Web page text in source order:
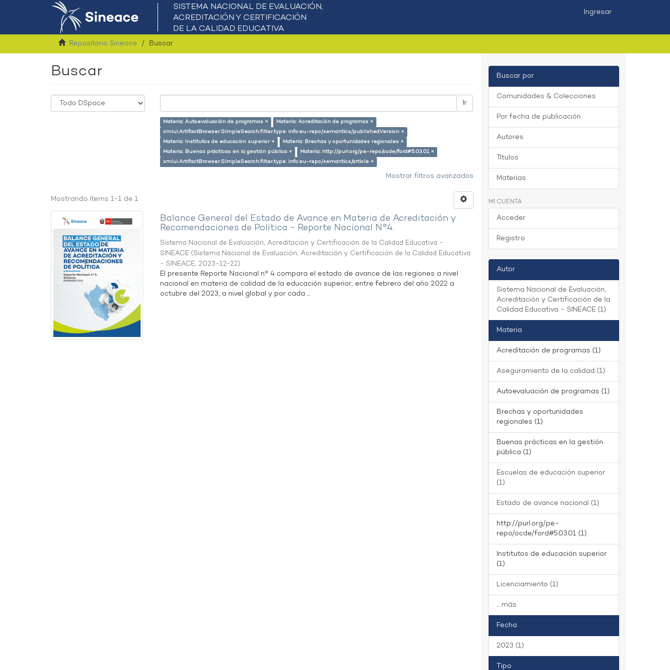
Ingresar
Repositorio Sineace Buscar
Buscar
Ir
Materia: Autoevaluación de programas ×
Materia: Acreditación de programas ×
xmlui.ArtifactBrowser.SimpleSearch.filter.type: info:eu-repo/semantics/publishedVersion ×
Materia: Institutos de educación superior ×
Materia: Brechas y oportunidades regionales ×
Materia: Buenas prácticas en la gestión pública ×
Materia: http://purl.org/pe-repo/ocde/ford#5.03.01 ×
xmlui.ArtifactBrowser.SimpleSearch.filter.type: info:eu-repo/semantics/article ×
Mostrar filtros avanzados
Mostrando ítems 1-1 de 1
Balance General del Estado de Avance en Materia de Acreditación y
Recomendaciones de Política - Reporte Nacional N°4.
Sistema Nacional de Evaluación, Acreditación y Certificación de la Calidad Educativa -
SINEACE (Sistema Nacional de Evaluación, Acreditación y Certificación de la Calidad Educativa
- SINEACE, 2023-12-22)
El presente Reporte Nacional n° 4 compara el estado de avance de las regiones a nivel
nacional en materia de calidad de la educación superior, entre febrero del año 2022 a
octubre del 2023, a nivel global y por cada ...
Buscar por
Comunidades & Colecciones
Por fecha de publicación
Autores
Títulos
Materias
MI CUENTA
Acceder
Registro
Autor
Sistema Nacional de Evaluación,
Acreditación y Certificación de la
Calidad Educativa - SINEACE (1)
Materia
Acreditación de programas (1)
Aseguramiento de la calidad (1)
Autoevaluación de programas (1)
Brechas y oportunidades
regionales (1)
Buenas prácticas en la gestión
pública (1)
Escuelas de educación superior
(1)
Estado de avance nacional (1)
http://purl.org/pe-
repo/ocde/ford#5.03.01 (1)
Institutos de educación superior
(1)
Licenciamiento (1)
... más
Fecha
2023 (1)
Tipo